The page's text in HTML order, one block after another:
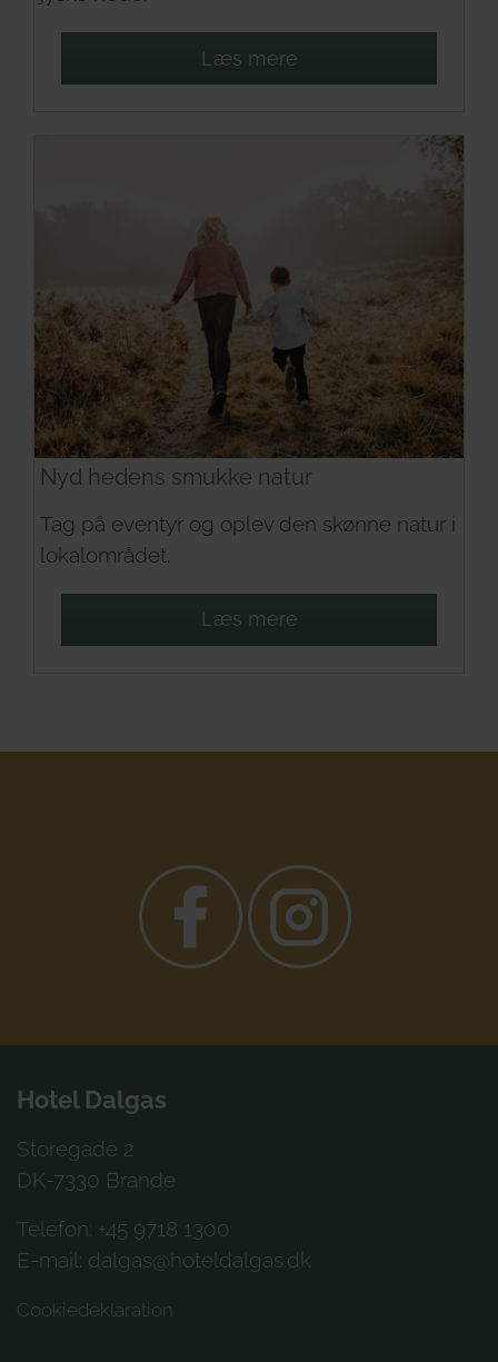
Læs mere
Nyd hedens smukke natur
Tag på eventyr og oplev den skønne natur i
lokalområdet.
Læs mere
Hotel Dalgas
Storegade 2
DK-7330 Brande
Telefon: +45 9718 1300
E-mail: dalgas@hoteldalgas.dk
Cookiedeklaration